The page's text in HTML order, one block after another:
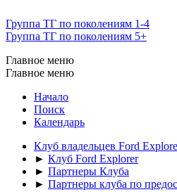
Группа ТГ по поколениям 1-4
Группа ТГ по поколениям 5+
Главное меню
Главное меню
Начало
Поиск
Календарь
Клуб владельцев Ford
► Клуб Ford Explorer
► Партнеры Клуба
► Партнеры клуба по